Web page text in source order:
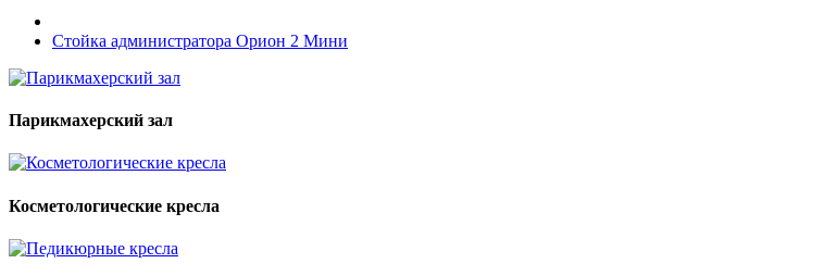
Стойка администратора Орион 2 Мини
Парикмахерский зал
Косметологические кресла